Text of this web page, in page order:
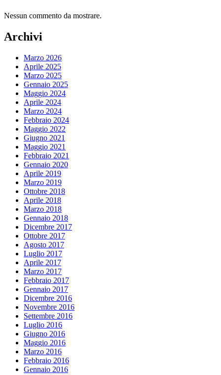
Nessun commento da mostrare.
Archivi
Marzo 2026
Aprile 2025
Marzo 2025
Gennaio 2025
Maggio 2024
Aprile 2024
Marzo 2024
Febbraio 2024
Maggio 2022
Giugno 2021
Maggio 2021
Febbraio 2021
Gennaio 2020
Aprile 2019
Marzo 2019
Ottobre 2018
Aprile 2018
Marzo 2018
Gennaio 2018
Dicembre 2017
Ottobre 2017
Agosto 2017
Luglio 2017
Aprile 2017
Marzo 2017
Febbraio 2017
Gennaio 2017
Dicembre 2016
Novembre 2016
Settembre 2016
Luglio 2016
Giugno 2016
Maggio 2016
Marzo 2016
Febbraio 2016
Gennaio 2016